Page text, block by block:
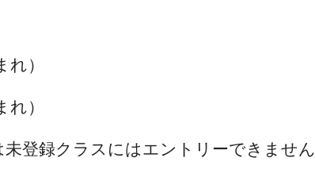
）
）
登録クラスにはエントリーできません